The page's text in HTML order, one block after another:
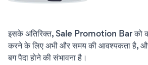
इसके अतिरिक्त, Sale Promotion Bar को
करने के लिए अभी और समय की आवश्यकता है,
बग पैदा होने की संभावना है।